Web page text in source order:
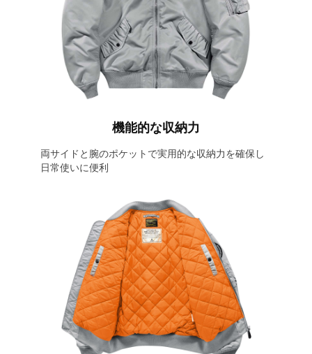
機能的な収納力
両サイドと腕のポケットで実用的な収納力を確保し
日常使いに便利